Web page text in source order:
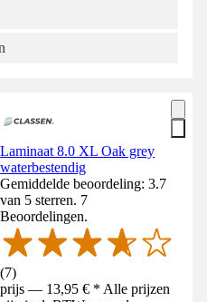
Laminaat 8.0 XL Oak grey
waterbestendig
Gemiddelde beoordeling: 3.7
van 5 sterren. 7
Beoordelingen.
(7)
prijs — 13,95 € * Alle prijzen